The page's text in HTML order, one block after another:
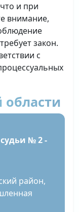
и при
внимание,
закон.
с
№ 2 -
район,